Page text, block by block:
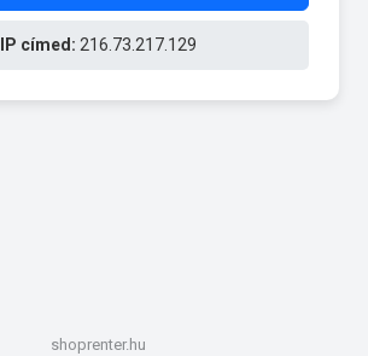
IP címed: 216.73.217.129
shoprenter.hu